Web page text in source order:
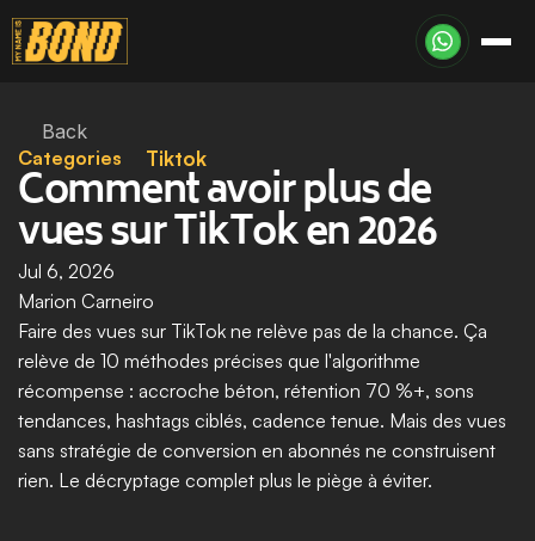
Back
Categories
Tiktok
Comment avoir plus de
vues sur TikTok en 2026
Jul 6, 2026
Marion Carneiro
Faire des vues sur TikTok ne relève pas de la chance. Ça
relève de 10 méthodes précises que l'algorithme
récompense : accroche béton, rétention 70 %+, sons
tendances, hashtags ciblés, cadence tenue. Mais des vues
sans stratégie de conversion en abonnés ne construisent
rien. Le décryptage complet plus le piège à éviter.